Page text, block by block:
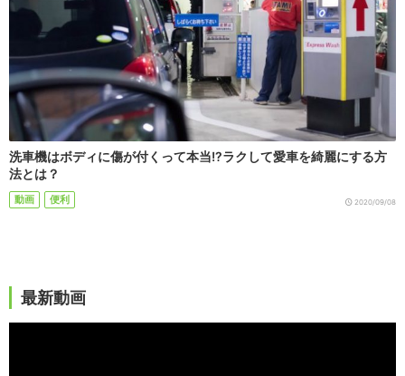
洗車機はボディに傷が付くって本当!?ラクして愛車を綺麗にする方
法とは？
動画 便利 2020/09/08
最新動画